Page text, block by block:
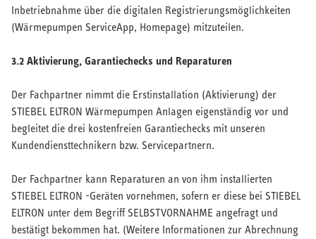
Inbetriebnahme über die digitalen Registrierungsmöglichkeiten
(Wärmepumpen ServiceApp, Homepage) mitzuteilen.
3.2 Aktivierung, Garantiechecks und Reparaturen
Der Fachpartner nimmt die Erstinstallation (Aktivierung) der
STIEBEL ELTRON Wärmepumpen Anlagen eigenständig vor und
begleitet die drei kostenfreien Garantiechecks mit unseren
Kundendiensttechnikern bzw. Servicepartnern.
Der Fachpartner kann Reparaturen an von ihm installierten
STIEBEL ELTRON -Geräten vornehmen, sofern er diese bei STIEBEL
ELTRON unter dem Begriff SELBSTVORNAHME angefragt und
bestätigt bekommen hat. (Weitere Informationen zur Abrechnung